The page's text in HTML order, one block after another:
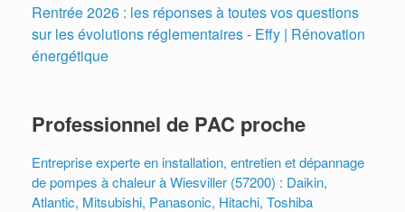
Rentrée 2026 : les réponses à toutes vos questions
sur les évolutions réglementaires - Effy | Rénovation
énergétique
Professionnel de PAC proche
Entreprise experte en installation, entretien et dépannage
de pompes à chaleur à Wiesviller (57200) : Daikin,
Atlantic, Mitsubishi, Panasonic, Hitachi, Toshiba